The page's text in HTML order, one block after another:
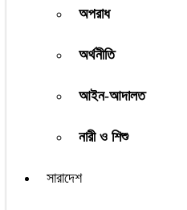
অপরাধ
অর্থনীতি
আইন-আদালত
নারী ও শিশু
সারাদেশ